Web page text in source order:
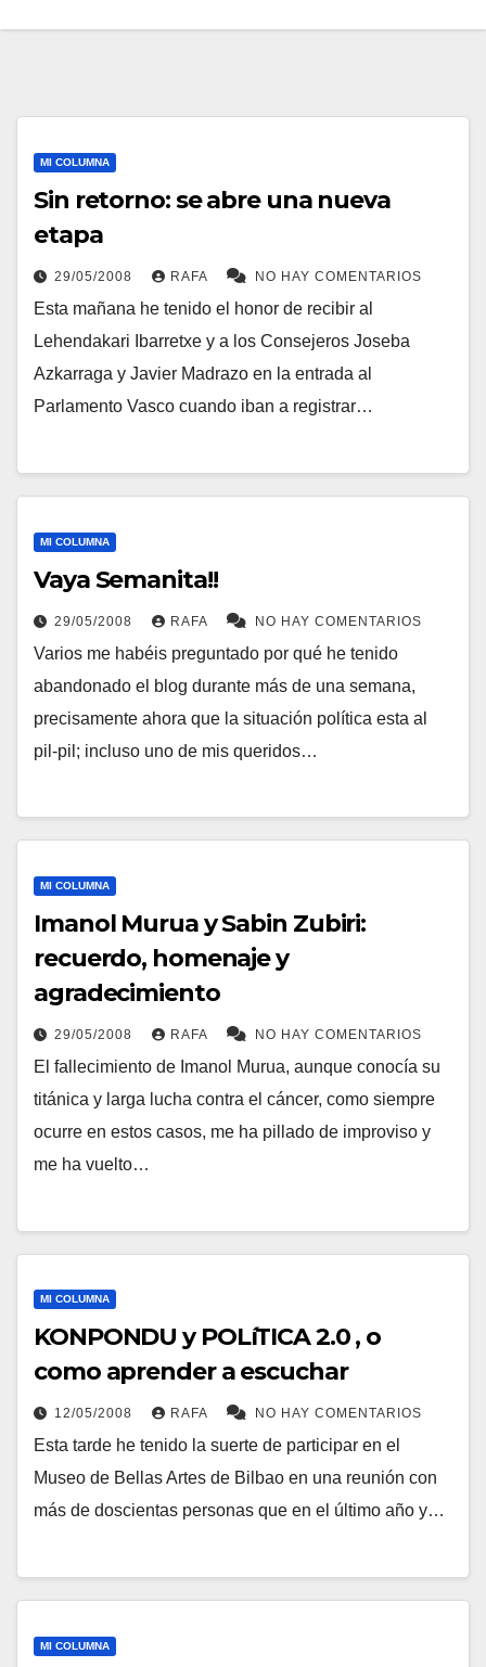
MI COLUMNA
Sin retorno: se abre una nueva
etapa
29/05/2008 RAFA NO HAY COMENTARIOS
Esta mañana he tenido el honor de recibir al
Lehendakari Ibarretxe y a los Consejeros Joseba
Azkarraga y Javier Madrazo en la entrada al
Parlamento Vasco cuando iban a registrar…
MI COLUMNA
Vaya Semanita!!
29/05/2008 RAFA NO HAY COMENTARIOS
Varios me habéis preguntado por qué he tenido
abandonado el blog durante más de una semana,
precisamente ahora que la situación polí­tica esta al
pil-pil; incluso uno de mis queridos…
MI COLUMNA
Imanol Murua y Sabin Zubiri:
recuerdo, homenaje y
agradecimiento
29/05/2008 RAFA NO HAY COMENTARIOS
El fallecimiento de Imanol Murua, aunque conocí­a su
titánica y larga lucha contra el cáncer, como siempre
ocurre en estos casos, me ha pillado de improviso y
me ha vuelto…
MI COLUMNA
KONPONDU y POLíTICA 2.0 , o
como aprender a escuchar
12/05/2008 RAFA NO HAY COMENTARIOS
Esta tarde he tenido la suerte de participar en el
Museo de Bellas Artes de Bilbao en una reunión con
más de doscientas personas que en el último año y…
MI COLUMNA